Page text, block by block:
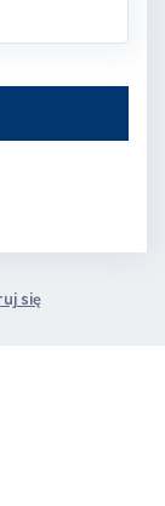
się